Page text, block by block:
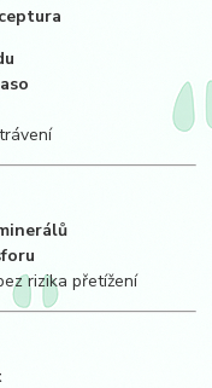
rizika přetížení